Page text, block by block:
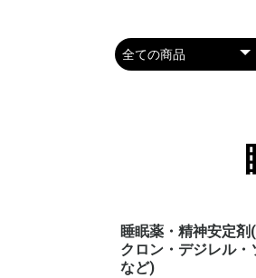
睡眠薬・精神安定剤
クロン・デジレル・
など)